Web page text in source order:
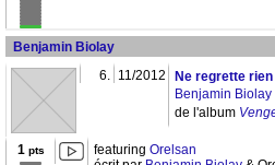
Benjamin Biolay
6. 11/2012
Ne regrette rien
Benjamin Biolay
de l'album
1 pts featuring Orelsan